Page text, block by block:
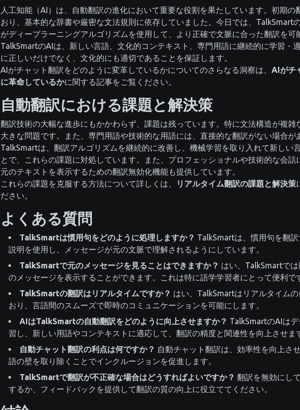
人工知能（AI）は、自動翻訳の進化において重要な役割を果たしています。初期の
おり、基本的な辞書や厳密な文法規則に依存していました。今日では、TalkSmart
がディープラーニングアルゴリズムを使用して、より正確で文脈に合った翻訳を可
TalkSmartのAIは、新しい言語、文化的コンテキスト、専門用語に継続的に学習・
に正しいだけでなく、文化的にも適切であることを保証します。
AIがチャット翻訳をどのように変革しているかについてのさらなる洞察は、 AIがチ
に革命しているかに関する記事をご覧ください。
自動翻訳における課題と解決策
翻訳技術の大幅な進歩にもかかわらず、課題は残っています。特に文法構造が複雑
大きな問題です。また、専門用語や技術的な用語には、直接的な翻訳がない場合が
TalkSmartは、翻訳アルゴリズムを継続的に改善し、機械学習を取り入れて新しい
とで、これらの課題に対処しています。また、プロフェッショナルや技術的な会話
元のテキストを表示するための翻訳無効化機能も提供しています。
これらの課題を克服する方法について詳しくは、
リアルタイム翻訳の課題と解決策
ださい。
よくある質問
TalkSmartは慣用句をどのように処理しますか？ TalkSmartは、慣用句を翻
説明を使用し、メッセージが元の文脈で理解されるようにしています。
TalkSmartで元のメッセージを見ることはできますか？ はい、TalkSmartで
のメッセージを表示することができます。これは特に語学学習者にとって便利で
TalkSmartの翻訳はリアルタイムですか？ はい、TalkSmartはリアルタイム
おり、言語間のスムーズで即時のコミュニケーションを可能にします。
AIはTalkSmartの自動翻訳をどのように向上させますか？ TalkSmartのAIは
習し、新しい用語やコンテキストに適応して、翻訳の精度と関連性を向上させま
自動チャット翻訳の利点は何ですか？ 自動チャット翻訳は、効率性を向上さ
語の壁を取り除くことでインクルージョンを促進します。
TalkSmartで翻訳が不正確な場合はどうすればよいですか？ 翻訳を無効にし
するか、フィードバックを提供して翻訳の質の向上に役立ててください。